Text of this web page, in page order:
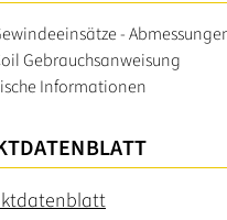
-
Gebrauchsanweisung
Informationen